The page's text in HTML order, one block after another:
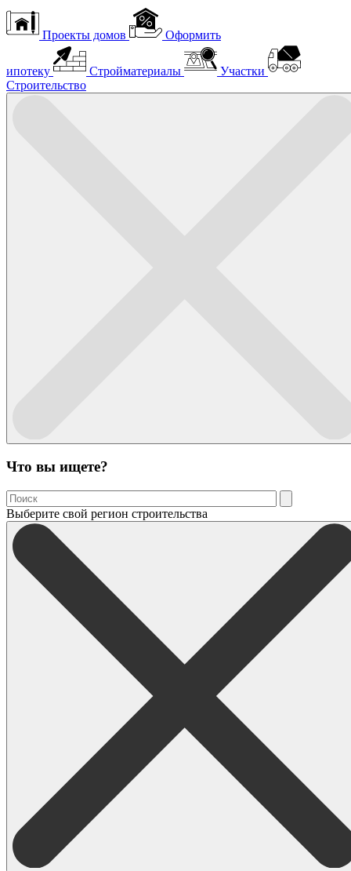
Проекты домов Оформить
ипотеку Стройматериалы
Участки
Строительство
Что вы ищете?
Выберите свой регион строительства